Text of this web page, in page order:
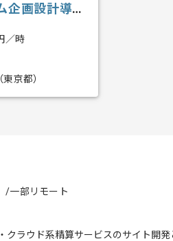
企画設計導入
／時
京都）
/一部リモート
・クラウド系精算サービスのサイト開